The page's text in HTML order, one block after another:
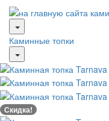
Каминные топки
Скидка!